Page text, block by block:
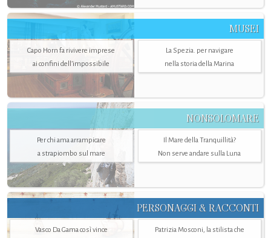
MUSEI
Capo Horn fa rivivere imprese
ai confini dell’impossibile
La Spezia. per navigare
nella storia della Marina
NONSOLOMARE
Per chi ama arrampicare
a strapiombo sul mare
Il Mare della Tranquillità?
Non serve andare sulla Luna
PERSONAGGI & RACCONTI
Vasco Da Gama così vince
Patrizia Mosconi, la stilista che